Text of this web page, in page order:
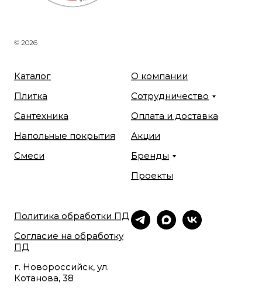
© 2026
Каталог
Плитка
Сантехника
Напольные покрытия
Смеси
О компании
Сотрудничество
Оплата и доставка
Акции
Бренды
Проекты
Политика обработки ПД
Согласие на обработку
ПД
г. Новороссийск, ул.
Котанова, 38